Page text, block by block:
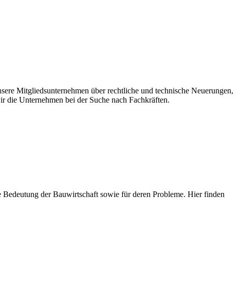
Mitgliedsunternehmen über rechtliche und technische Neuerungen,
Unternehmen bei der Suche nach Fachkräften.
der Bauwirtschaft sowie für deren Probleme. Hier finden